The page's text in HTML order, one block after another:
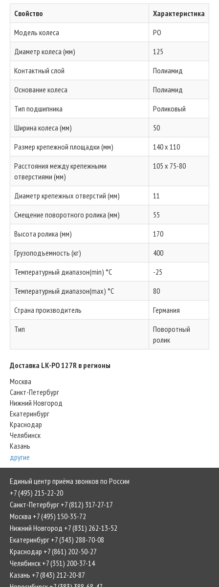
Свойство
Характеристика
Модель колеса
PO
Диаметр колеса (мм)
125
Контактный слой
Полиамид
Основание колеса
Полиамид
Тип подшипника
Роликовый
Ширина колеса (мм)
50
Размер крепежной площадки (мм)
140 x 110
Расстояния между крепежными
отверстиями (мм)
105 x 75-80
Диаметр крепежных отверстий (мм)
11
Смещение поворотного ролика (мм)
55
Высота ролика (мм)
170
Грузоподъемность (кг)
400
Температурный диапазон(min) °C
-25
Температурный диапазон(max) °C
80
Страна производитель
Германия
Тип
Поворотный
ролик
Доставка LK-PO 127R в регионы
Москва
Санкт-Петербург
Нижний Новгород
Екатеринбург
Краснодар
Челябинск
Казань
другие
Единый центр приёма звонков по России
+7 (495) 215-22-20
Санкт-Петербург +7 (812) 317-27-17
Москва +7 (495) 150-35-72
Нижний Новгород +7 (831) 262-13-52
Екатеринбург +7 (343) 288-70-08
Краснодар +7 (861) 202-50-27
Челябинск +7 (351) 200-37-14
Казань +7 (843) 212-20-87